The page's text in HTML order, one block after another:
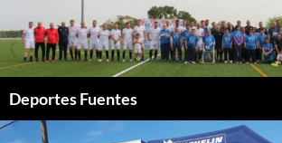
al
contenido
Deportes Fuentes